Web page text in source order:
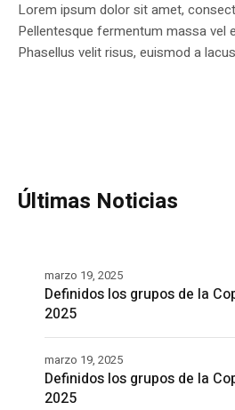
Lorem ipsum dolor sit amet,
Pellentesque fermentum massa vel
Phasellus velit risus, euismod a
Últimas Noticias
Definidos los grupos de la
2025
marzo 19, 2025
Definidos los grupos de la
2025
marzo 19, 2025